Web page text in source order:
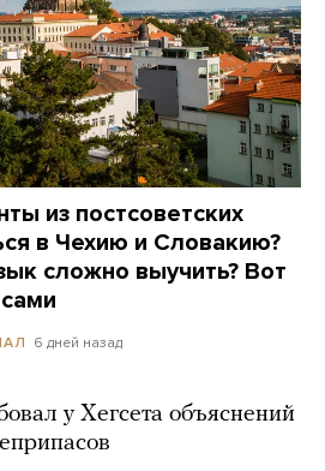
из постсоветских
в Чехию и Словакию?
сложно выучить? Вот
6 дней назад
у Хегсета объяснений